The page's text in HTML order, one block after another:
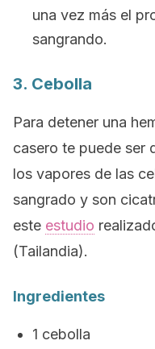
una vez más el
sangrando.
3. Cebolla
Para detener una
casero te puede ser
los vapores de las
sangrado y son
este estudio
(Tailandia).
Ingredientes
1 cebolla